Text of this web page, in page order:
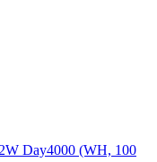
Day4000 (WH, 100